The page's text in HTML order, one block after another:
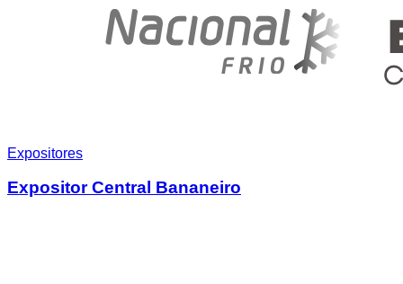
Expositores
Expositor Central Bananeiro